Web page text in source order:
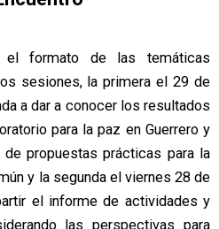
formato de las temáticas
sesiones, la primera el 29 de
a dar a conocer los resultados
para la paz en Guerrero y
propuestas prácticas para la
y la segunda el viernes 28 de
el informe de actividades y
las perspectivas para